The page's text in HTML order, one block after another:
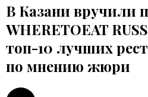
В Казани вручили
WHERETOEAT
топ-10 лучших
по мнению жюри